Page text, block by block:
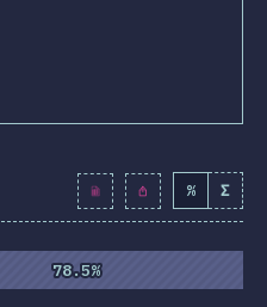
completat: 80.6 (
% Σ
78.5%
78.5%